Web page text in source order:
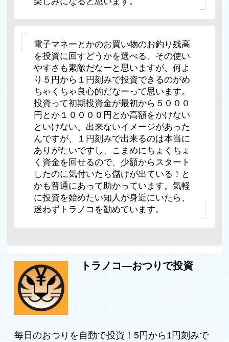
電子マネーとかのお買い物のお釣り残高
を投資に回すどうかを選べる、その使い
やすさも素敵だなーと思いますが、何よ
り５円から１円刻みで投資できるのがめ
ちゃくちゃ良心的だなーって思います。
投資って初期投資金が最初から５０００
円とか１００００円とか高額をかけない
といけない、出来ないイメージがあった
んですが、１円刻みで出来るのは本当に
ありがたいですし、こまめにちょくちょ
く資金を回せるので、少額からスタート
したのに気付いたら儲けが出ている！と
かも普通にあって助かっています。気軽
に投資を始めたい知人が身近にいたら、
迷わずトラノコを勧めています。
トラノコ―おつりで投資
毎日のおつりを自動で投資！5円から1円刻みで